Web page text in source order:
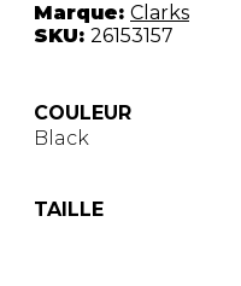
Marque: Clarks
SKU: 26153157
COULEUR
Black
TAILLE